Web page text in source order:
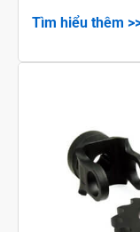
Tìm hiểu thêm